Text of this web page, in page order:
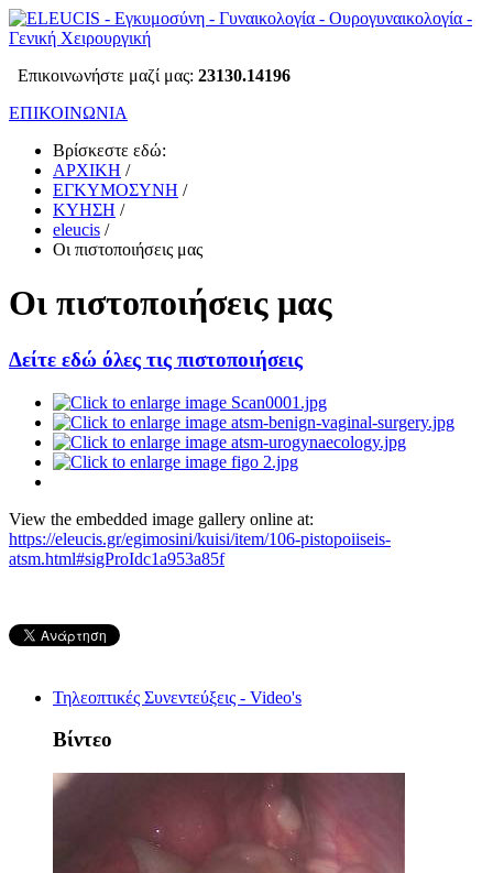
Επικοινωνήστε μαζί μας: 23130.14196
ΕΠΙΚΟΙΝΩΝΙΑ
Βρίσκεστε εδώ:
ΑΡΧΙΚΗ /
ΕΓΚΥΜΟΣΥΝΗ /
ΚΥΗΣΗ /
eleucis /
Οι πιστοποιήσεις μας
Οι πιστοποιήσεις μας
Δείτε εδώ όλες τις πιστοποιήσεις
View the embedded image gallery online at:
https://eleucis.gr/egimosini/kuisi/item/106-pistopoiiseis-
atsm.html#sigProIdc1a953a85f
Τηλεοπτικές Συνεντεύξεις - Video's
Βίντεο